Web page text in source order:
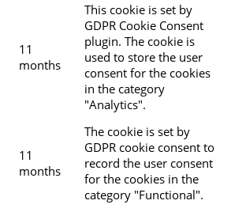
11
months
This cookie is set by
GDPR Cookie Consent
plugin. The cookie is
used to store the user
consent for the cookies
in the category
"Analytics".
11
months
The cookie is set by
GDPR cookie consent to
record the user consent
for the cookies in the
category "Functional".